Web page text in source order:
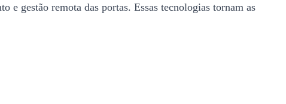
e gestão remota das portas. Essas tecnologias tornam as